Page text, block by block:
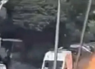
Yazarlar